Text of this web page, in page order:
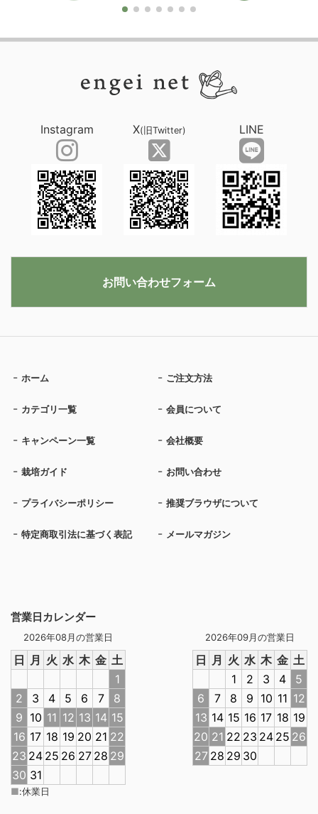
営業日カレンダー
2026年08月の営業日
日 月 火 水 木 金 土
1
2
3 4 5 6 7
8
9 10 11 12 13 14 15
16 17 18 19 20 21 22
23 24 25 26 27 28 29
30 31
2026年09月の営業日
日 月 火 水 木 金 土
1
2 3 4
5
6
7 8 9 10 11 12
13 14 15 16 17 18 19
20 21 22 23 24 25 26
27 28 29 30
■:休業日
ホーム ご注文方法
カテゴリ一覧 会員について
キャンペーン一覧 会社概要
栽培ガイド お問い合わせ
プライバシーポリシー 推奨ブラウザについて
特定商取引法に基づく表記 メールマガジン
Instagram X(旧Twitter) LINE
お問い合わせフォーム